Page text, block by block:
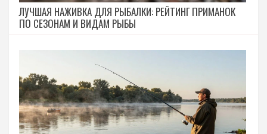
ЛУЧШАЯ НАЖИВКА ДЛЯ РЫБАЛКИ: РЕЙТИНГ ПРИМАНОК
ПО СЕЗОНАМ И ВИДАМ РЫБЫ